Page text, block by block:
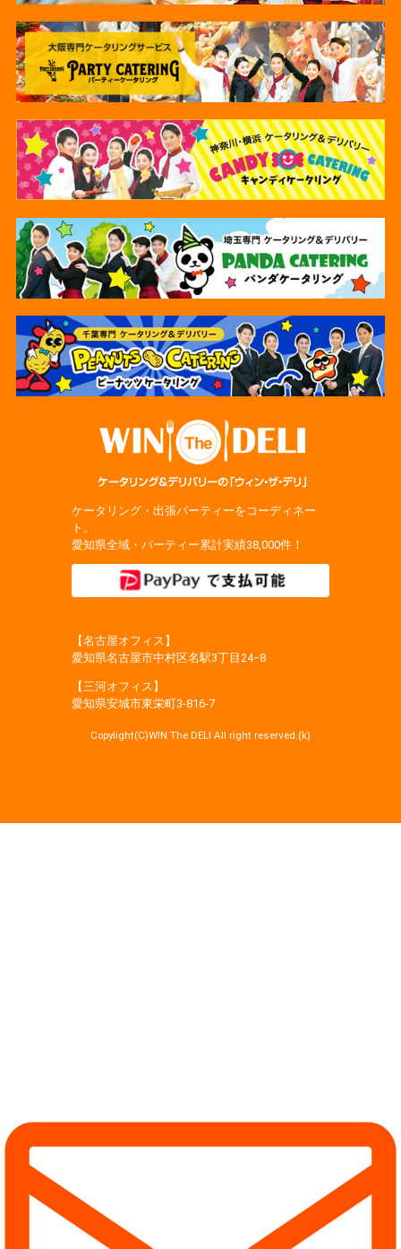
ケータリング・出張パーティーをコーディネー
ト。
愛知県全域・パーティー累計実績38,000件！
【名古屋オフィス】
愛知県名古屋市中村区名駅3丁目24−8
【三河オフィス】
愛知県安城市東栄町3‐816‐7
Copylight(C)WIN The DELI All right reserved.(k)